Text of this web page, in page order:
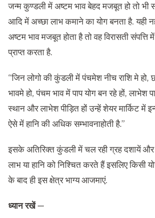
जन्म कुण्डली में अष्टम भाव बेहद मजबूत हो तो भी
आदि में अच्छा लाभ कमाने का योग बनता है. यही
अष्टम भाव मजबूत होता है तो वह विरासती संपत्ति
प्राप्त करता है.
“जिन लोगो की कुंडली में पंचमेश नीच राशि मे हो,
भावमे हो, पंचम भाव में पाप योग बन रहे हों, लाभेश
स्थान और लाभेश पीड़ित हों उन्हें शेयर मार्किट में
ऐसे में हानि की अधिक सम्भावनाहोती है.”
इसके अतिरिक्त कुंडली में चल रही ग्रह दशायें और
लाभ या हानि को निश्चित करते हैं इसलिए किसी
के बाद ही इस क्षेत्र भाग्य आजमाएं.
ध्यान रखें —